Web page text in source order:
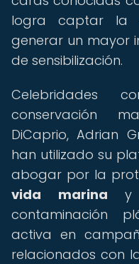
logra captar la
generar un mayor
de sensibilización.
Celebridades
conservación
DiCaprio, Adrian
han utilizado su
abogar por la
vida marina y
contaminación
activa en
relacionados con